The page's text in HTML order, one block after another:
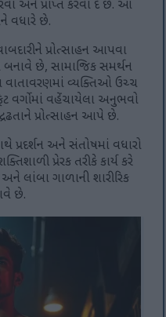
અને પ્રાપ્ત કરવા દે છે. આ
વધારે છે.
પ્રોત્સાહન આપવા
છે, સામાજિક સમર્થન
વાતાવરણમાં વ્યક્તિઓ ઉચ્ચ
વર્ગોમાં વહેંચાયેલા અનુભવો
પ્રોત્સાહન આપે છે.
પ્રદર્શન અને સંતોષમાં વધારો
પ્રેરક તરીકે કાર્ય કરે
લાંબા ગાળાની શારીરિક
છે.